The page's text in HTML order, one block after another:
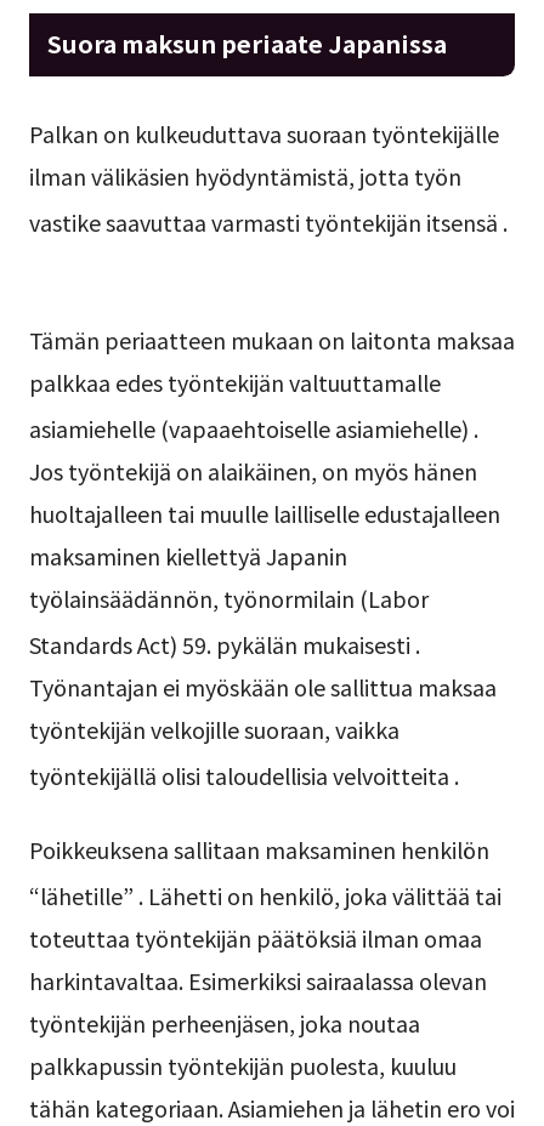
Suora maksun periaate Japanissa
Palkan on kulkeuduttava suoraan työntekijälle
ilman välikäsien hyödyntämistä, jotta työn
vastike saavuttaa varmasti työntekijän itsensä .
Tämän periaatteen mukaan on laitonta maksaa
palkkaa edes työntekijän valtuuttamalle
asiamiehelle (vapaaehtoiselle asiamiehelle) .
Jos työntekijä on alaikäinen, on myös hänen
huoltajalleen tai muulle lailliselle edustajalleen
maksaminen kiellettyä Japanin
työlainsäädännön, työnormilain (Labor
Standards Act) 59. pykälän mukaisesti .
Työnantajan ei myöskään ole sallittua maksaa
työntekijän velkojille suoraan, vaikka
työntekijällä olisi taloudellisia velvoitteita .
Poikkeuksena sallitaan maksaminen henkilön
“lähetille” . Lähetti on henkilö, joka välittää tai
toteuttaa työntekijän päätöksiä ilman omaa
harkintavaltaa. Esimerkiksi sairaalassa olevan
työntekijän perheenjäsen, joka noutaa
palkkapussin työntekijän puolesta, kuuluu
tähän kategoriaan. Asiamiehen ja lähetin ero voi